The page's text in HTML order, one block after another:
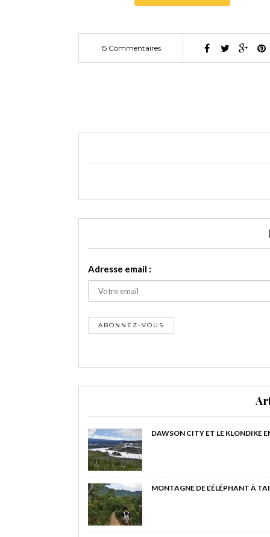
15 Commentaires
Adresse email :
DAWSON CITY ET LE KLONDIKE
MONTAGNE DE L’ÉLÉPHANT À